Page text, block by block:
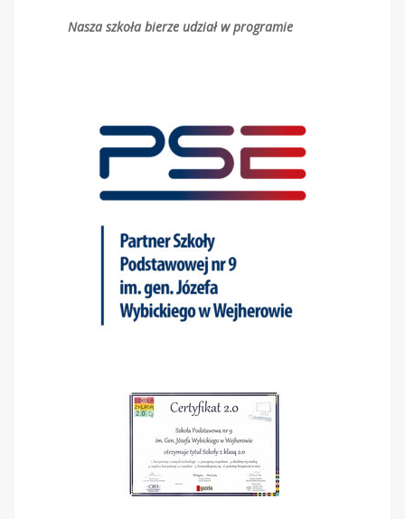
Nasza szkoła bierze udział w programie